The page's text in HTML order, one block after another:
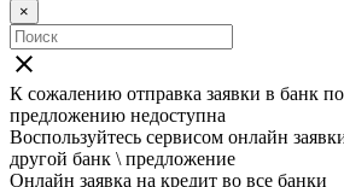
×
close
К сожалению отправка заявки в банк
предложению недоступна
Воспользуйтесь сервисом онлайн
другой банк \ предложение
Онлайн заявка на кредит во все банки